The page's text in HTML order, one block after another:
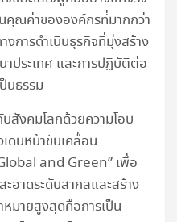
คุณค่าขององค์กรที่มากกว่า
งการดำเนินธุรกิจที่มุ่งสร้าง
ประเทศ และการปฏิบัติต่อ
นธรรม
สังคมโลกด้วยความโอบ
ดินหน้าขับเคลื่อน
and Green” เพื่อ
อาดระดับสากลและสร้าง
หมายสูงสุดคือการเป็น